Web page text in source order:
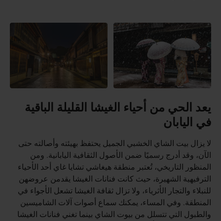
يعد الحي من أحياء الغيشا القليلة الباقية
في اليابان
لا يزال بيت الشاي الخشبي الجميل يحتفظ بهيئته وأصالته حتى
الآن، وقد أدرج رسميًا ضمن الأصول الثقافية اليابانية. ومن
المنظور التاريخي، تُعتبر منطقة هيغاشي تشايا غاي أحد الأحياء
الترفيهية الشهيرة، حيث كانت فنانات الغيشا يقدمن عروضهن
للنبلاء والتجار الأثرياء، ولا تزال ثقافة الغيشا تشعل الأجواء في
المنطقة. وفي المساء، يمكنك سماع أصوات آلات الشاميسين
والطبول التي تتسلل من بيوت الشاي بينما تغني فنانات الغيشا